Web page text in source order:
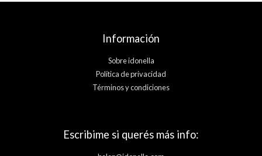
Información
Sobre idonella
Política de privacidad
Términos y condiciones
Escribime si querés más info: